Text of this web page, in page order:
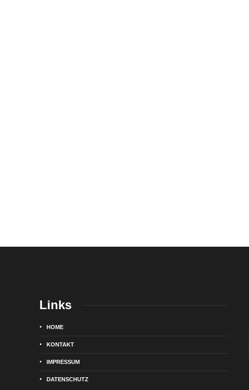
Links
HOME
KONTAKT
IMPRESSUM
DATENSCHUTZ